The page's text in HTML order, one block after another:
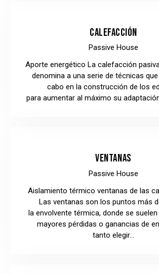
CALEFACCIÓN
Passive House
Aporte energético La calefacción
denomina a una serie de técnicas
cabo en la construcción de los
para aumentar al máximo su
VENTANAS
Passive House
Aislamiento térmico ventanas de las
Las ventanas son los puntos más
la envolvente térmica, donde se
mayores pérdidas o ganancias de
tanto elegir…